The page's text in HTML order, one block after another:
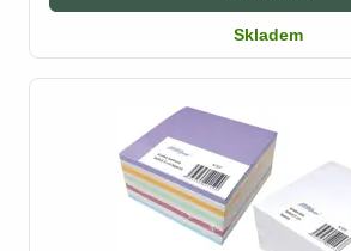
Skladem